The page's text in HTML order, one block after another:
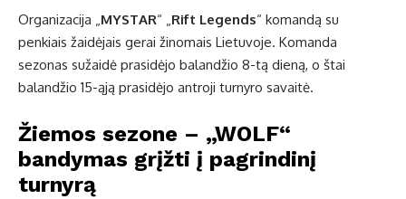
Organizacija „MYSTAR“ „Rift Legends“ komandą su
penkiais žaidėjais gerai žinomais Lietuvoje. Komanda
sezonas sužaidė prasidėjo balandžio 8-tą dieną, o štai
balandžio 15-ąją prasidėjo antroji turnyro savaitė.
Žiemos sezone – „WOLF“
bandymas grįžti į pagrindinį
turnyrą